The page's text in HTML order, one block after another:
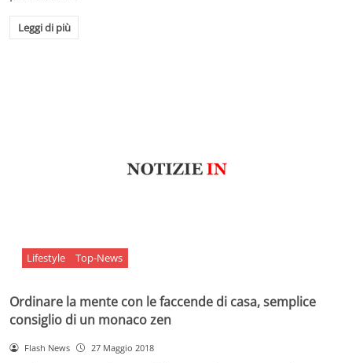
Leggi di più
Lifestyle Top-News
Ordinare la mente con le faccende di casa, semplice
consiglio di un monaco zen
Flash News 27 Maggio 2018